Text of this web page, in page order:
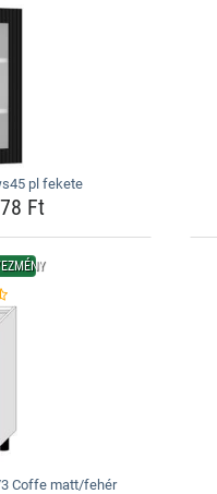
pl fekete
Ft
3 Coffe matt/fehér